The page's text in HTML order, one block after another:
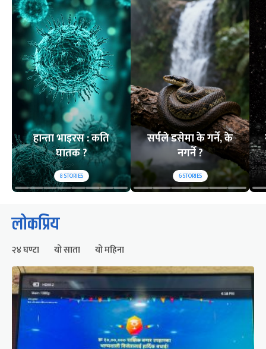
हान्ता भाइरस : कति
घातक ?
8STORIES
सर्पले डसेमा के गर्ने, के
नगर्ने ?
6STORIES
लोकप्रिय
२४ घण्टा यो साता यो महिना